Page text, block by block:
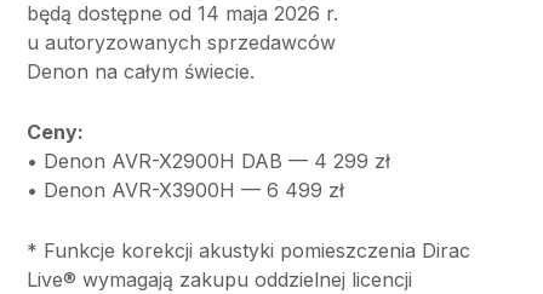
będą dostępne od 14 maja 2026 r.
u autoryzowanych sprzedawców
Denon na całym świecie.
Ceny:
• Denon AVR-X2900H DAB — 4 299 zł
• Denon AVR-X3900H — 6 499 zł
* Funkcje korekcji akustyki pomieszczenia Dirac
Live® wymagają zakupu oddzielnej licencji